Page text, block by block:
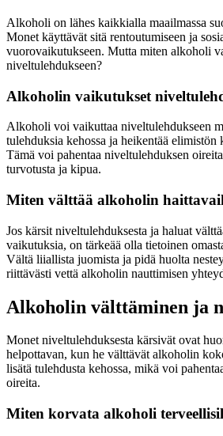
Alkoholi on lähes kaikkialla maailmassa
Monet käyttävät sitä rentoutumiseen ja
vuorovaikutukseen. Mutta miten alkoholi
niveltulehdukseen?
Alkoholin vaikutukset
Alkoholi voi vaikuttaa niveltulehdukseen
tulehduksia kehossa ja heikentää
Tämä voi pahentaa niveltulehduksen
turvotusta ja kipua.
Miten välttää alkoholin
Jos kärsit niveltulehduksesta ja haluat
vaikutuksia, on tärkeää olla tietoinen
Vältä liiallista juomista ja pidä huolta
riittävästi vettä alkoholin nauttimisen
Alkoholin välttäminen ja
Monet niveltulehduksesta kärsivät ovat
helpottavan, kun he välttävät alkoholin
lisätä tulehdusta kehossa, mikä voi
oireita.
Miten korvata alkoholi